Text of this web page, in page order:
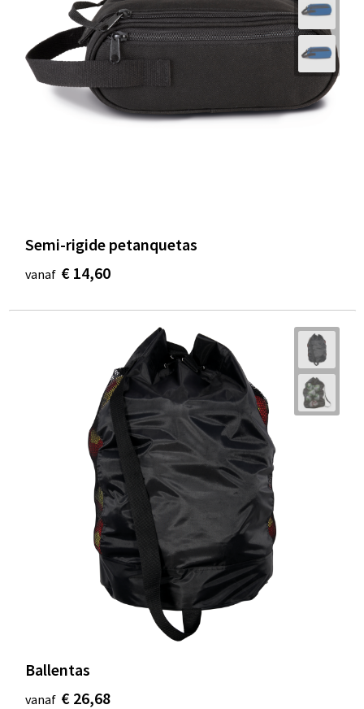
Semi-rigide petanquetas
vanaf € 14,60
Ballentas
vanaf € 26,68